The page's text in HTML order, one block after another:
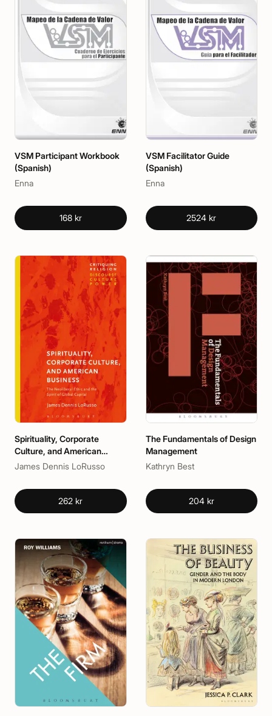
VSM Participant Workbook
(Spanish)
Enna
168 kr
VSM Facilitator Guide
(Spanish)
Enna
2524 kr
Spirituality, Corporate
Culture, and American
Business
James Dennis LoRusso
262 kr
The Fundamentals of Design
Management
Kathryn Best
204 kr